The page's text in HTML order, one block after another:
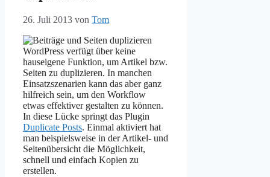
26. Juli 2013 von Tom
WordPress verfügt über keine
hauseigene Funktion, um Artikel bzw.
Seiten zu duplizieren. In manchen
Einsatzszenarien kann das aber ganz
hilfreich sein, um den Workflow
etwas effektiver gestalten zu können.
In diese Lücke springt das Plugin
Duplicate Posts. Einmal aktiviert hat
man beispielsweise in der Artikel- und
Seitenübersicht die Möglichkeit,
schnell und einfach Kopien zu
erstellen.